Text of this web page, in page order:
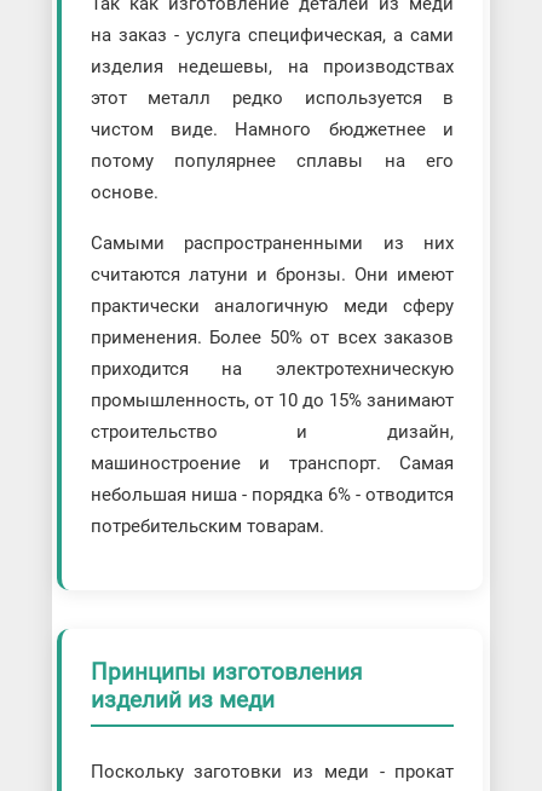
на заказ - услуга специфическая, а сами
изделия недешевы, на производствах
этот металл редко используется в
чистом виде. Намного бюджетнее и
потому популярнее сплавы на его
основе.
Самыми распространенными из них
считаются латуни и бронзы. Они имеют
практически аналогичную меди сферу
применения. Более 50% от всех заказов
приходится на электротехническую
промышленность, от 10 до 15% занимают
строительство и дизайн,
машиностроение и транспорт. Самая
небольшая ниша - порядка 6% - отводится
потребительским товарам.
Принципы изготовления
изделий из меди
Поскольку заготовки из меди - прокат